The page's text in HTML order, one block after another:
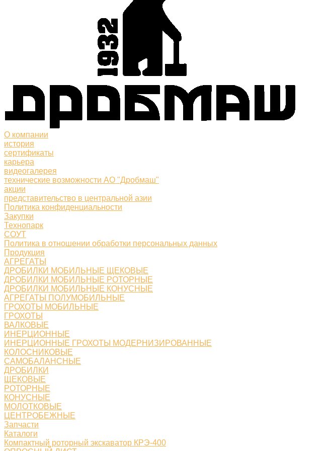
О компании
история
сертификаты
карьера
видеогалерея
технические возможности АО "Дробмаш"
акции
представительство в центральной азии
Политика конфиденциальности
Закупки
Технопарк
СОУТ
Политика в отношении обработки персональных данных
Продукция
АГРЕГАТЫ
ДРОБИЛКИ МОБИЛЬНЫЕ ЩЕКОВЫЕ
ДРОБИЛКИ МОБИЛЬНЫЕ РОТОРНЫЕ
ДРОБИЛКИ МОБИЛЬНЫЕ КОНУСНЫЕ
АГРЕГАТЫ ПОЛУМОБИЛЬНЫЕ
ГРОХОТЫ МОБИЛЬНЫЕ
ГРОХОТЫ
ВАЛКОВЫЕ
ИНЕРЦИОННЫЕ
ИНЕРЦИОННЫЕ ГРОХОТЫ МОДЕРНИЗИРОВАННЫЕ
КОЛОСНИКОВЫЕ
САМОБАЛАНСНЫЕ
ДРОБИЛКИ
ЩЕКОВЫЕ
РОТОРНЫЕ
КОНУСНЫЕ
МОЛОТКОВЫЕ
ЦЕНТРОБЕЖНЫЕ
Запчасти
Каталоги
Компактный роторный экскаватор КРЭ-400